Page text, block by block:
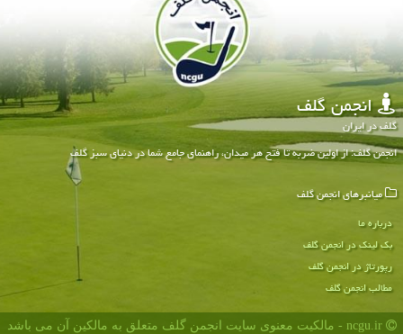
انجمن گلف
گلف در ایران
انجمن گلف: از اولین ضربه تا فتح هر میدان، راهنمای جامع شما در دنیای سبز گلف
میانبرهای انجمن گلف
درباره ما
بک لینک در انجمن گلف
رپورتاژ در انجمن گلف
مطالب انجمن گلف
ncgu.ir - مالکیت معنوی سایت انجمن گلف متعلق به مالکین آن می باشد